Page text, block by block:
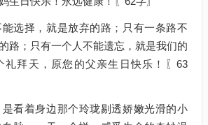
选择，就是放弃的路；只有一条路不
路；只有一个人不能遗忘，就是我们的
礼拜天，原您的父亲生日快乐！〖63
看着身边那个玲珑剔透娇嫩光滑的小